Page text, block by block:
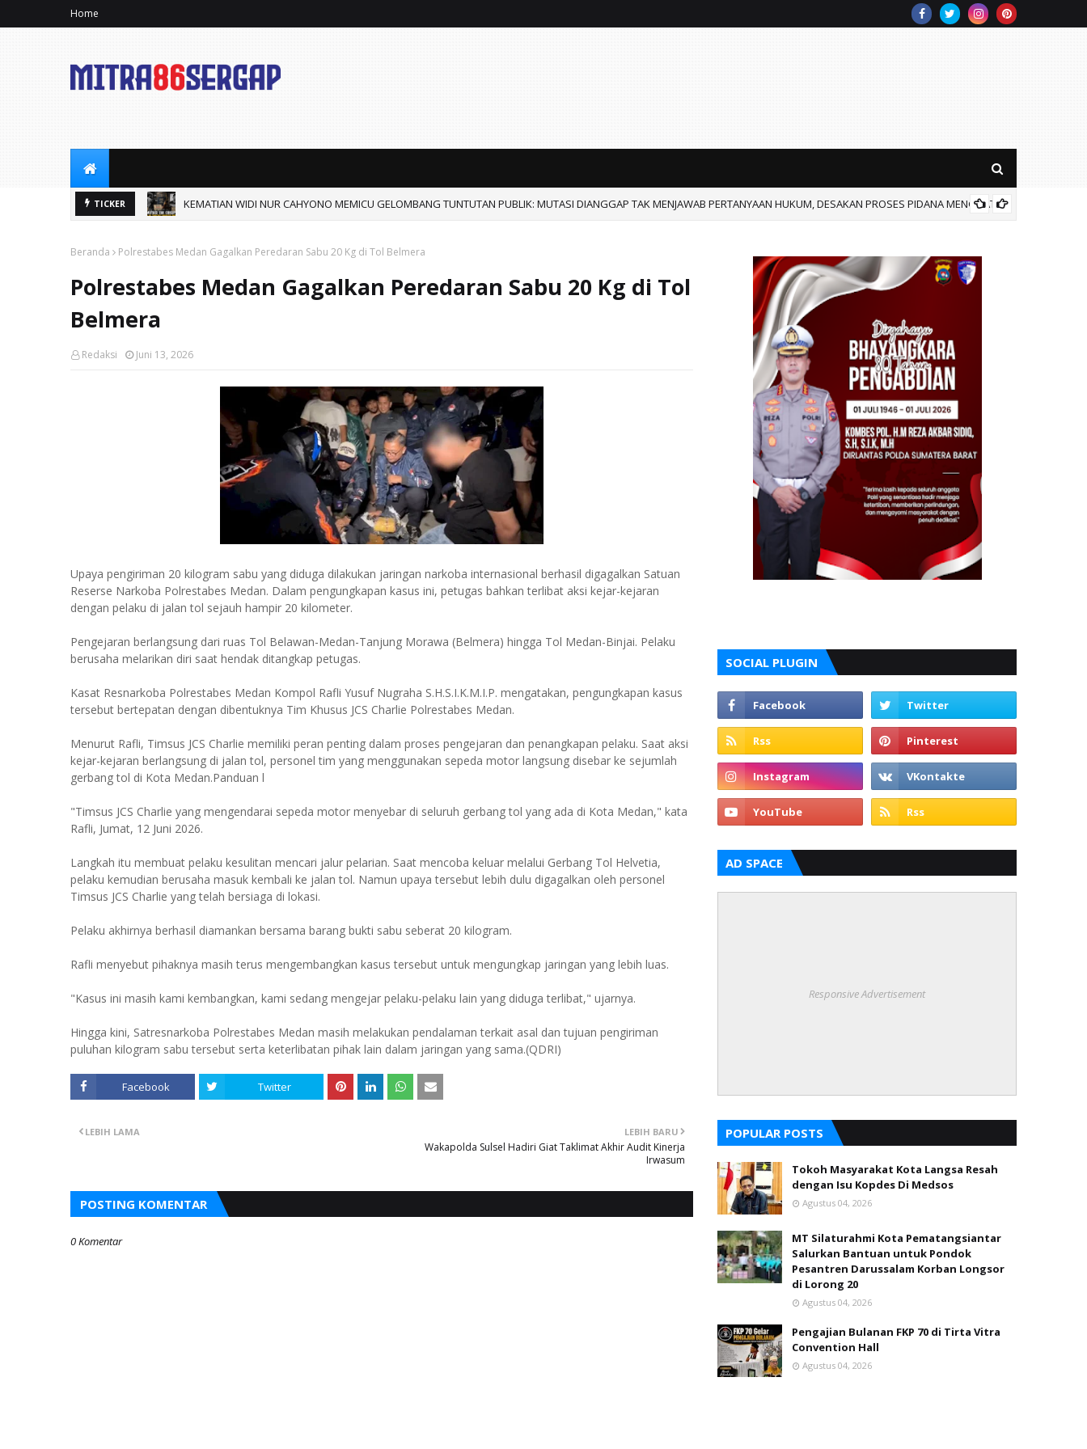
Home
TICKER KEMATIAN WIDI NUR CAHYONO MEMICU GELOMBANG TUNTUTAN PUBLIK: MUTASI DIANGGAP TAK MENJAWAB PERTANYAAN HUKUM, DESAKAN PROSES PIDANA MENGUAT.
Beranda Polrestabes Medan Gagalkan Peredaran Sabu 20 Kg di Tol Belmera
Polrestabes Medan Gagalkan Peredaran Sabu 20 Kg di Tol
Belmera
Redaksi Juni 13, 2026
Upaya pengiriman 20 kilogram sabu yang diduga dilakukan jaringan narkoba internasional berhasil digagalkan Satuan
Reserse Narkoba Polrestabes Medan. Dalam pengungkapan kasus ini, petugas bahkan terlibat aksi kejar-kejaran
dengan pelaku di jalan tol sejauh hampir 20 kilometer.
Pengejaran berlangsung dari ruas Tol Belawan-Medan-Tanjung Morawa (Belmera) hingga Tol Medan-Binjai. Pelaku
berusaha melarikan diri saat hendak ditangkap petugas.
Kasat Resnarkoba Polrestabes Medan Kompol Rafli Yusuf Nugraha S.H.S.I.K.M.I.P. mengatakan, pengungkapan kasus
tersebut bertepatan dengan dibentuknya Tim Khusus JCS Charlie Polrestabes Medan.
Menurut Rafli, Timsus JCS Charlie memiliki peran penting dalam proses pengejaran dan penangkapan pelaku. Saat aksi
kejar-kejaran berlangsung di jalan tol, personel tim yang menggunakan sepeda motor langsung disebar ke sejumlah
gerbang tol di Kota Medan.Panduan l
"Timsus JCS Charlie yang mengendarai sepeda motor menyebar di seluruh gerbang tol yang ada di Kota Medan," kata
Rafli, Jumat, 12 Juni 2026.
Langkah itu membuat pelaku kesulitan mencari jalur pelarian. Saat mencoba keluar melalui Gerbang Tol Helvetia,
pelaku kemudian berusaha masuk kembali ke jalan tol. Namun upaya tersebut lebih dulu digagalkan oleh personel
Timsus JCS Charlie yang telah bersiaga di lokasi.
Pelaku akhirnya berhasil diamankan bersama barang bukti sabu seberat 20 kilogram.
Rafli menyebut pihaknya masih terus mengembangkan kasus tersebut untuk mengungkap jaringan yang lebih luas.
"Kasus ini masih kami kembangkan, kami sedang mengejar pelaku-pelaku lain yang diduga terlibat," ujarnya.
Hingga kini, Satresnarkoba Polrestabes Medan masih melakukan pendalaman terkait asal dan tujuan pengiriman
puluhan kilogram sabu tersebut serta keterlibatan pihak lain dalam jaringan yang sama.(QDRI)
Facebook Twitter
LEBIH BARU
Wakapolda Sulsel Hadiri Giat Taklimat Akhir Audit Kinerja
Irwasum
LEBIH LAMA
POSTING KOMENTAR
0 Komentar
SOCIAL PLUGIN
AD SPACE
Responsive Advertisement
POPULAR POSTS
Tokoh Masyarakat Kota Langsa Resah
dengan Isu Kopdes Di Medsos
Agustus 04, 2026
MT Silaturahmi Kota Pematangsiantar
Salurkan Bantuan untuk Pondok
Pesantren Darussalam Korban Longsor
di Lorong 20
Agustus 04, 2026
Pengajian Bulanan FKP 70 di Tirta Vitra
Convention Hall
Agustus 04, 2026